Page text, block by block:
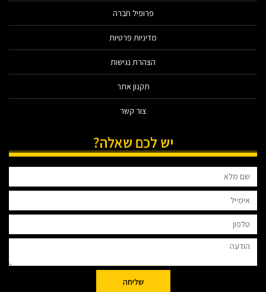
פרופיל חברה
מדיניות פרטיות
הצהרת נגישות
תקנון אתר
צור קשר
יש לכם שאלה?
שליחה